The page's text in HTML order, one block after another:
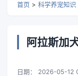
首页 > 科学养宠知识
阿拉斯加
日期： 2026-05-12